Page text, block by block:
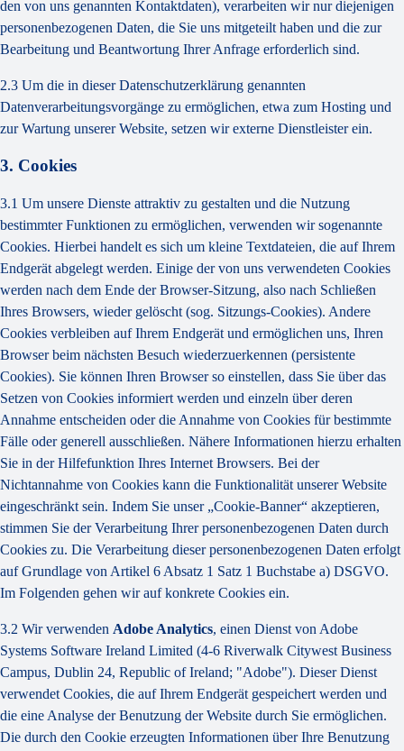
den von uns genannten Kontaktdaten), verarbeiten wir nur diejenigen
personenbezogenen Daten, die Sie uns mitgeteilt haben und die zur
Bearbeitung und Beantwortung Ihrer Anfrage erforderlich sind.
2.3 Um die in dieser Datenschutzerklärung genannten
Datenverarbeitungsvorgänge zu ermöglichen, etwa zum Hosting und
zur Wartung unserer Website, setzen wir externe Dienstleister ein.
3. Cookies
3.1 Um unsere Dienste attraktiv zu gestalten und die Nutzung
bestimmter Funktionen zu ermöglichen, verwenden wir sogenannte
Cookies. Hierbei handelt es sich um kleine Textdateien, die auf Ihrem
Endgerät abgelegt werden. Einige der von uns verwendeten Cookies
werden nach dem Ende der Browser-Sitzung, also nach Schließen
Ihres Browsers, wieder gelöscht (sog. Sitzungs-Cookies). Andere
Cookies verbleiben auf Ihrem Endgerät und ermöglichen uns, Ihren
Browser beim nächsten Besuch wiederzuerkennen (persistente
Cookies). Sie können Ihren Browser so einstellen, dass Sie über das
Setzen von Cookies informiert werden und einzeln über deren
Annahme entscheiden oder die Annahme von Cookies für bestimmte
Fälle oder generell ausschließen. Nähere Informationen hierzu erhalten
Sie in der Hilfefunktion Ihres Internet Browsers. Bei der
Nichtannahme von Cookies kann die Funktionalität unserer Website
eingeschränkt sein. Indem Sie unser „Cookie-Banner“ akzeptieren,
stimmen Sie der Verarbeitung Ihrer personenbezogenen Daten durch
Cookies zu. Die Verarbeitung dieser personenbezogenen Daten erfolgt
auf Grundlage von Artikel 6 Absatz 1 Satz 1 Buchstabe a) DSGVO.
Im Folgenden gehen wir auf konkrete Cookies ein.
3.2 Wir verwenden Adobe Analytics, einen Dienst von Adobe
Systems Software Ireland Limited (4-6 Riverwalk Citywest Business
Campus, Dublin 24, Republic of Ireland; "Adobe"). Dieser Dienst
verwendet Cookies, die auf Ihrem Endgerät gespeichert werden und
die eine Analyse der Benutzung der Website durch Sie ermöglichen.
Die durch den Cookie erzeugten Informationen über Ihre Benutzung